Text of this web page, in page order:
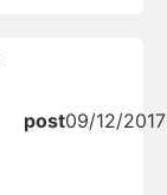
post09/12/2017